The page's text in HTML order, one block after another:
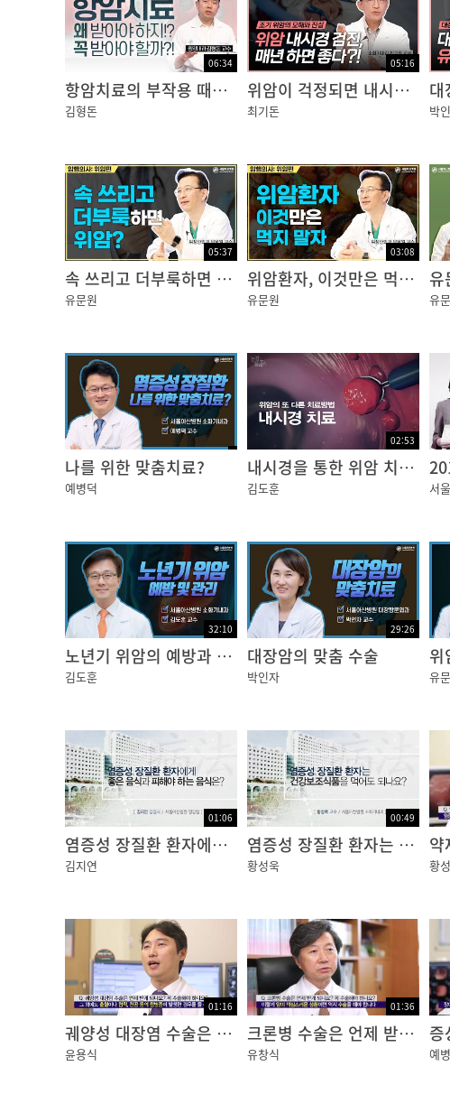
입이나 코, 요도, 질, 항문처럼
외부와 통하는 연결통로만 있으면
내시경으로 웬만한 장기를 다 둘러볼 수 있답니다.
최첨단 현대의학의 발명품으로 보이는 이 내시경이
최초의 내시경을 개발한 오스트리아 빈 출신의 ‘필리
렌즈에 반사된 촛불의 빛으로
요로와 직장, 목의 내부를 처음 관찰했다고 하고요.
이후 1868년에 독일의 ‘아돌프 쿠스마울’ 박사가
그럼, 200년이 지난 요즘,
내시경은 어떻게 변화해 왔을까요?
몸 속으로 들어가는 기다란 튜브 속에는
마치 전선처럼 여러 선들이 자리하고 있습니다.
그 끝을 살펴보면
카메라 렌즈와 빛을 밝히는 라이트,
그리고 카메라 렌즈에 묻은 이물질을 세척할 수 있는
몸 속에 공기를 넣을 수 있는 노즐과
몸 속으로 각종 도구를 밀어 넣을 수 있는 구멍인 채
라이트가 불을 비추면서 식도, 위, 십이지장의 일부
카메라가 잘 촬영할 수 있게 합니다.
이러한 과정을 거쳐 카메라가 영상을 찍어 실시간으
또한 조직검사가 필요하거나 지혈 등의 치료가 필요
장기 속을 초음파로 진단하기도 하는데요.
그러면 검사자는 초음파 영상을 보며 겉으로 보이지
점막아래 근육층까지 확인할 수가 있습니다.
이를 통해 복부 내시경에서 정확히 볼 수 없는 소화
06:34
항암치료의 부작용 때문에 치료를 망설이고 계신가요?
김형돈
05:16
위암이 걱정되면 내시경 검사를 매년 받아라?!
최기돈 박
05:37
속 쓰리고 더부룩하면 위암?
유문원
03:08
위암환자, 이것만은 먹지 말자
유문원 유
나를 위한 맞춤치료?
예병덕
02:53
내시경을 통한 위암 치료 [건강플러스]
김도훈 서
32:10
노년기 위암의 예방과 관리
김도훈
29:26
대장암의 맞춤 수술
박인자
위
유
01:06
염증성 장질환 환자에게 좋은 음식과 피해야 하는 음식은?
김지연
00:49
염증성 장질환 환자는 건강보조식품을 먹어도 되나요?
황성욱 황
01:16
궤양성 대장염 수술은 언제 받게 되나요? 꼭 수술해야 하나요?
윤용식
01:36
크론병 수술은 언제 받게 되나요? 꼭 수술해야 하나요?
유창식 예